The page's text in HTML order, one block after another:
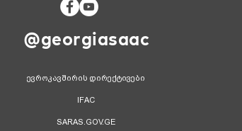
@georgiasaac
ევროკავშირის დირექტივები
IFAC
SARAS.GOV.GE